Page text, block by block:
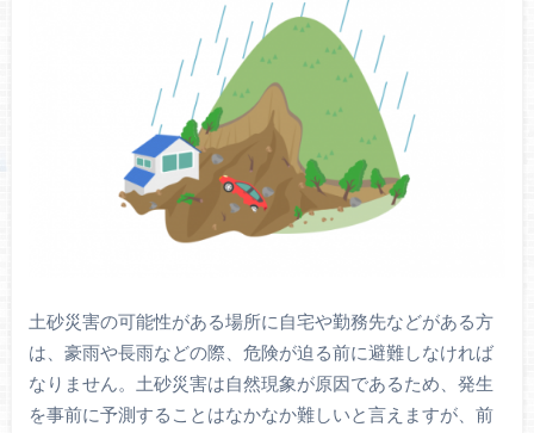
土砂災害の可能性がある場所に自宅や勤務先などがある方
は、豪雨や長雨などの際、危険が迫る前に避難しなければ
なりません。土砂災害は自然現象が原因であるため、発生
を事前に予測することはなかなか難しいと言えますが、前